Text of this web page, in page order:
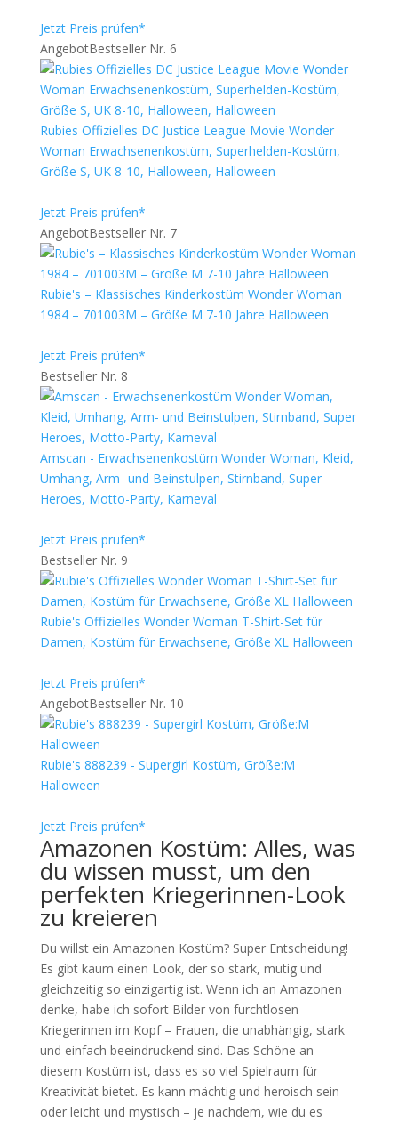
Jetzt Preis prüfen*
AngebotBestseller Nr. 6
Rubies Offizielles DC Justice League Movie Wonder
Woman Erwachsenenkostüm, Superhelden-Kostüm,
Größe S, UK 8-10, Halloween, Halloween
Jetzt Preis prüfen*
AngebotBestseller Nr. 7
Rubie's – Klassisches Kinderkostüm Wonder Woman
1984 – 701003M – Größe M 7-10 Jahre Halloween
Jetzt Preis prüfen*
Bestseller Nr. 8
Amscan - Erwachsenenkostüm Wonder Woman, Kleid,
Umhang, Arm- und Beinstulpen, Stirnband, Super
Heroes, Motto-Party, Karneval
Jetzt Preis prüfen*
Bestseller Nr. 9
Rubie's Offizielles Wonder Woman T-Shirt-Set für
Damen, Kostüm für Erwachsene, Größe XL Halloween
Jetzt Preis prüfen*
AngebotBestseller Nr. 10
Rubie's 888239 - Supergirl Kostüm, Größe:M
Halloween
Jetzt Preis prüfen*
Amazonen Kostüm: Alles, was
du wissen musst, um den
perfekten Kriegerinnen-Look
zu kreieren
Du willst ein Amazonen Kostüm? Super Entscheidung!
Es gibt kaum einen Look, der so stark, mutig und
gleichzeitig so einzigartig ist. Wenn ich an Amazonen
denke, habe ich sofort Bilder von furchtlosen
Kriegerinnen im Kopf – Frauen, die unabhängig, stark
und einfach beeindruckend sind. Das Schöne an
diesem Kostüm ist, dass es so viel Spielraum für
Kreativität bietet. Es kann mächtig und heroisch sein
oder leicht und mystisch – je nachdem, wie du es